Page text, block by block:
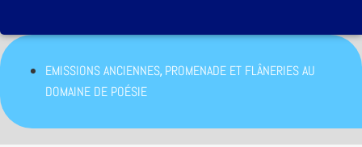
EMISSIONS ANCIENNES,PROMENADE ET FLÂNERIES AU
DOMAINE DE POÉSIE